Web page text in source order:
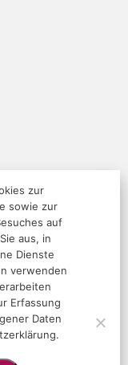
zur
sowie zur
auf
aus, in
Dienste
verwenden
Erfassung
Daten